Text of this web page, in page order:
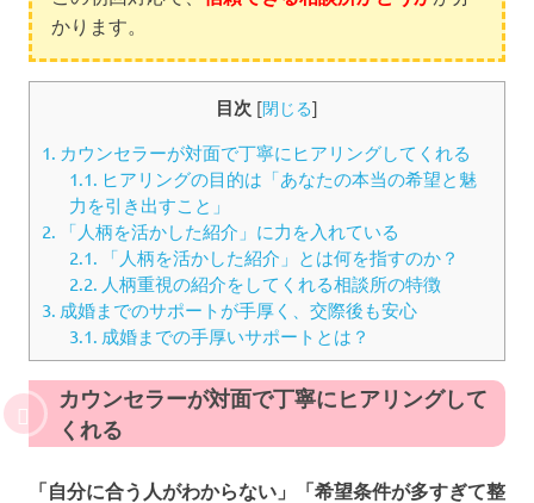
かります。
目次 [閉じる]
1. カウンセラーが対面で丁寧にヒアリングしてくれる
1.1.
ヒアリングの目的は「あなたの本当の希望と魅
力を引き出すこと」
2.
「人柄を活かした紹介」に力を入れている
2.1.
「人柄を活かした紹介」とは何を指すのか？
2.2.
人柄重視の紹介をしてくれる相談所の特徴
3. 成婚までのサポートが手厚く、交際後も安心
3.1. 成婚までの手厚いサポートとは？
カウンセラーが対面で丁寧にヒアリングして
くれる
「自分に合う人がわからない」「希望条件が多すぎて整